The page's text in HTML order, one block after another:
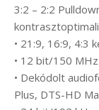
3:2 – 2:2
• 21:9, 16:9, 4:3
• 12 bit/150
• Dekódolt
Plus, DTS-HD